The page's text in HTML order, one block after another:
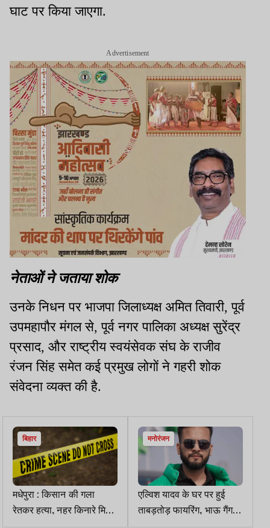
घाट पर किया जाएगा.
Advertisement
नेताओं ने जताया शोक
उनके निधन पर भाजपा जिलाध्यक्ष अमित तिवारी, पूर्व
उपमहापौर मंगल से, पूर्व नगर पालिका अध्यक्ष सुरेंद्र
प्रसाद, और राष्ट्रीय स्वयंसेवक संघ के राजीव
रंजन सिंह समेत कई प्रमुख लोगों ने गहरी शोक
संवेदना व्यक्त की है.
बिहार
मधेपुरा : किसान की गला
रेतकर हत्या, नहर किनारे मिला
शव
मनोरंजन
एल्विश यादव के घर पर हुई
ताबड़तोड़ फायरिंग, भाऊ गैंग ने
ली जिम्मेदारी